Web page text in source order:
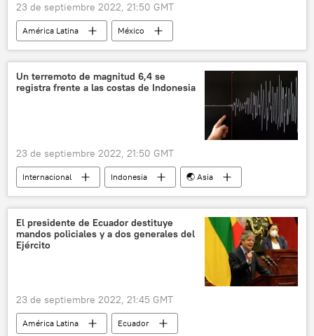
23 de septiembre 2022, 21:50 GMT
América Latina
México
💬 Opinión y Análisis
Greg Abbott
Texas
seguridad
CJNG
Cartel de Sinaloa
narcotráfico
Un terremoto de magnitud 6,4 se
registra frente a las costas de Indonesia
23 de septiembre 2022, 21:50 GMT
Internacional Indonesia
🌏 Asia
terremoto
medioambiente
El presidente de Ecuador destituye
mandos policiales y a dos generales del
Ejército
23 de septiembre 2022, 21:45 GMT
América Latina
Ecuador